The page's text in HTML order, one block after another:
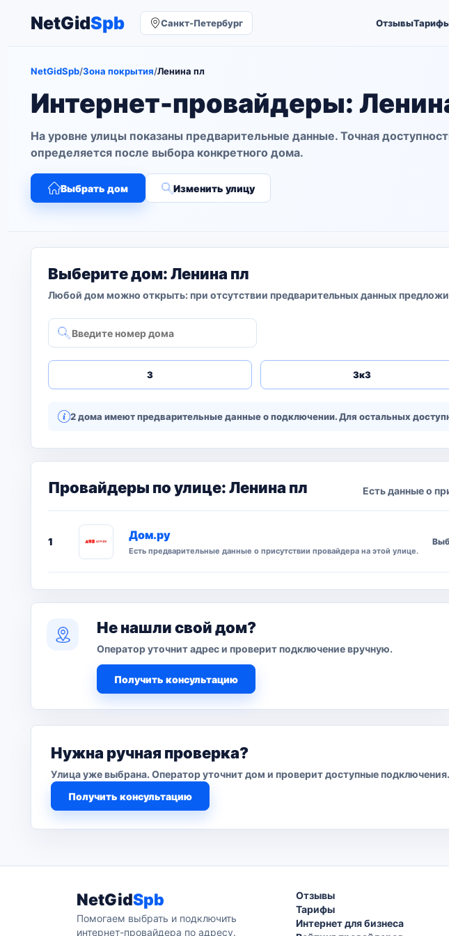
NetGidSpb Санкт-Петербург Отзывы
NetGidSpb/Зона покрытия/Ленина пл
Интернет-провайдеры:
На уровне улицы показаны предварительные данные. Точная
определяется после выбора конкретного дома.
Выбрать дом Изменить улицу
Выберите дом: Ленина пл
Любой дом можно открыть: при отсутствии предварительных данных
3 3к3
2 дома имеют предварительные данные о подключении. Для остальных
Провайдеры по улице: Ленина пл Есть данные о
1 Дом.ру
Есть предварительные данные о присутствии провайдера на этой улице.
Не нашли свой дом?
Оператор уточнит адрес и проверит подключение вручную.
Получить консультацию
Нужна ручная проверка?
Улица уже выбрана. Оператор уточнит дом и проверит доступные подключения.
Получить консультацию
NetGidSpb
Помогаем выбрать и подключить
интернет-провайдера по адресу.
Отзывы
Тарифы
Интернет для бизнеса